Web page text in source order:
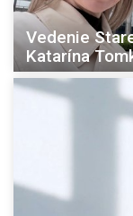
Vedenie
Katarína